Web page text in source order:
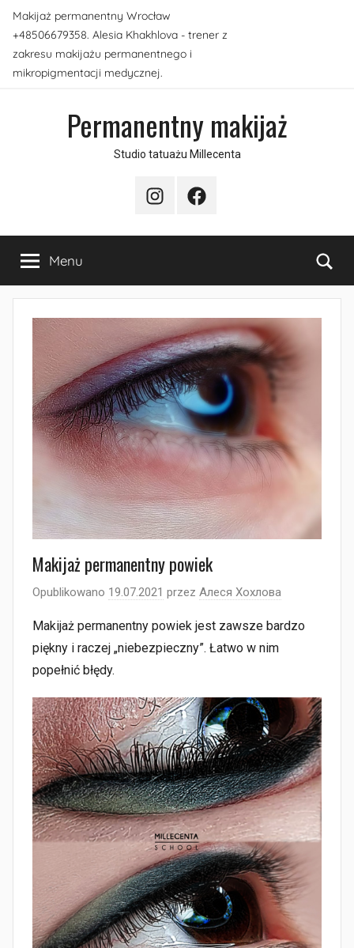
Przejdź
do
treści
Makijaż permanentny Wrocław
+48506679358. Alesia Khakhlova - trener z
zakresu makijażu permanentnego i
mikropigmentacji medycznej.
Permanentny makijaż
Studio tatuażu Millecenta
InstagramFacebook
Menu
Makijaż permanentny powiek
Opublikowano 19.07.2021 przez Алеся Хохлова
Makijaż permanentny powiek jest zawsze bardzo
piękny i raczej „niebezpieczny”. Łatwo w nim
popełnić błędy.